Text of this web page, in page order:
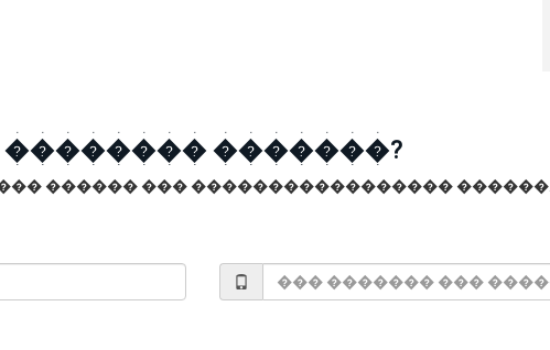
�������� �������?
������ ��� ����������������� ������.